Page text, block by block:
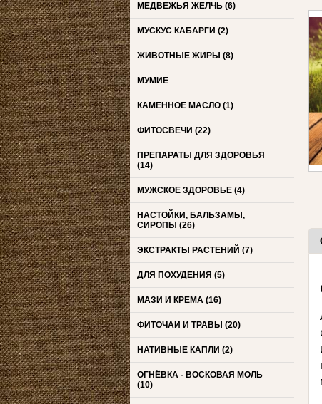
МЕДВЕЖЬЯ ЖЕЛЧЬ (6)
МУСКУС КАБАРГИ (2)
ЖИВОТНЫЕ ЖИРЫ (8)
МУМИЁ
КАМЕННОЕ МАСЛО (1)
ФИТОСВЕЧИ (22)
ПРЕПАРАТЫ ДЛЯ ЗДОРОВЬЯ
(14)
МУЖСКОЕ ЗДОРОВЬЕ (4)
НАСТОЙКИ, БАЛЬЗАМЫ,
СИРОПЫ (26)
ЭКСТРАКТЫ РАСТЕНИЙ (7)
ДЛЯ ПОХУДЕНИЯ (5)
МАЗИ И КРЕМА (16)
ФИТОЧАИ И ТРАВЫ (20)
НАТИВНЫЕ КАПЛИ (2)
ОГНЁВКА - ВОСКОВАЯ МОЛЬ
(10)